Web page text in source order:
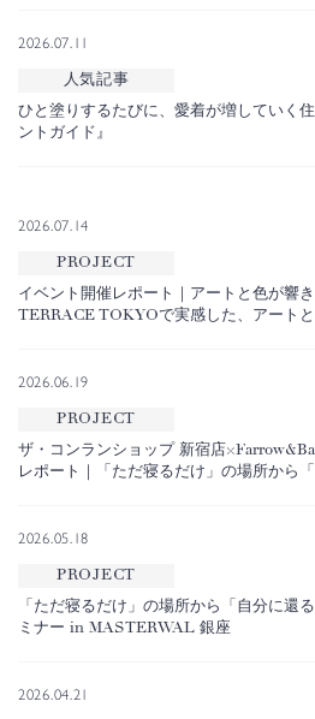
2026.07.11
人気記事
ひと塗りするたびに、愛着が増していく
ントガイド』
2026.07.14
PROJECT
イベント開催レポート｜アートと色が響
TERRACE TOKYOで実感した、アート
2026.06.19
PROJECT
ザ・コンランショップ 新宿店
レポート｜「ただ寝るだけ」の場所から
2026.05.18
PROJECT
「ただ寝るだけ」の場所から「自分に還
ミナー in MASTERWAL 銀座
2026.04.21